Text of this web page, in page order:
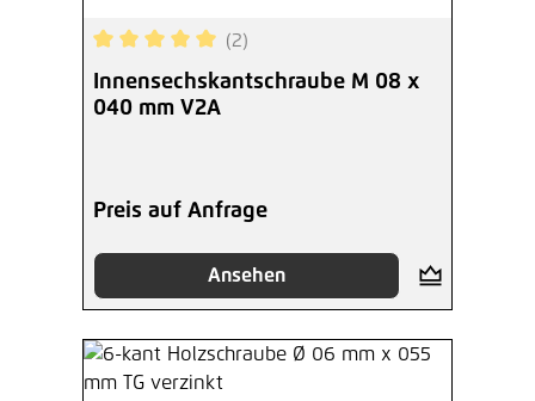
Durchschnittliche Bewertung von 5 von 5
(2)
Innensechskantschraube M 08 x
040 mm V2A
Preis auf Anfrage
Ansehen